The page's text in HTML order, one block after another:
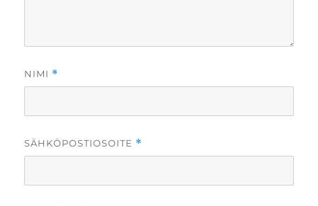
NIMI *
SÄHKÖPOSTIOSOITE *